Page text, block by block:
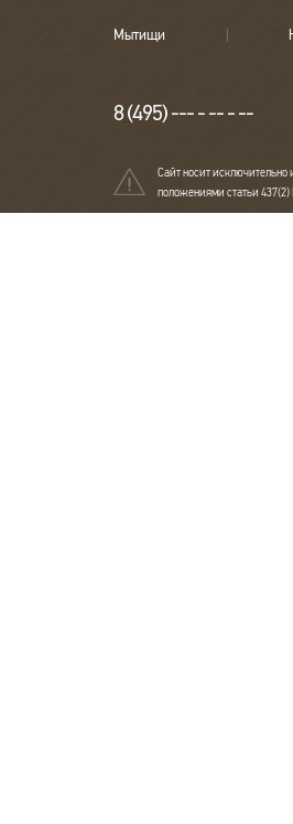
Мытищи
8 (495) --- - -- - --
Сайт носит исключительно
положениями статьи